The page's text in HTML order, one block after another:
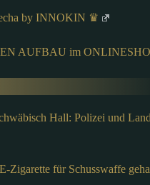
by INNOKIN ♛
AUFBAU im
Hall: Polizei und
E-Zigarette für Schusswaffe